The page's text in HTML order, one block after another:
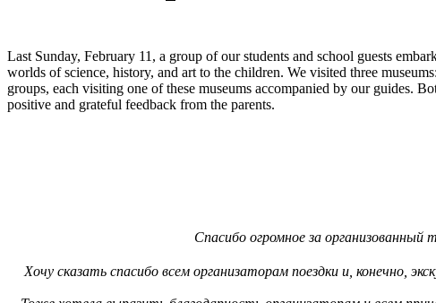
Last Sunday, February 11, a group of our students and school guests
worlds of science, history, and art to the children. We visited three
groups, each visiting one of these museums accompanied by our guides.
positive and grateful feedback from the parents.
Спасибо огромное за
Хочу сказать спасибо всем организаторам поездки и, конечно,